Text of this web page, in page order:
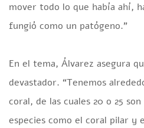
mover todo lo que había ahí,
fungió como un patógeno.”
En el tema, Álvarez asegura
devastador. “Tenemos
coral, de las cuales 20 o 25
especies como el coral pilar y